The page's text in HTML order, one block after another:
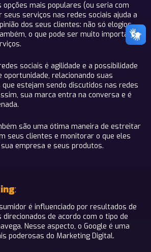
mais populares (ou seria com
seus serviços nas redes sociais ajuda a
dos seus clientes: não só elogios,
o que pode ser muito importante
sociais é agilidade e a possibilidade
oportunidade, relacionando suas
estejam sendo discutidos nas redes
sua marca entra na conversa e é
são uma ótima maneira de estreitar
seus clientes e monitorar o que eles
empresa e seus produtos.
:
é influenciado por resultados de
direcionados de acordo com o tipo de
Nesse aspecto, o Google é uma
poderosas do Marketing Digital.